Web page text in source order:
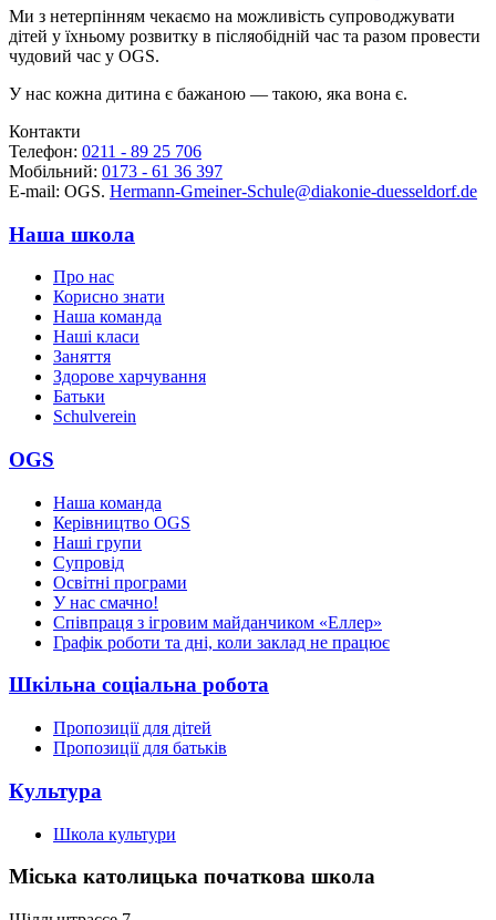
Ми з нетерпінням чекаємо на можливість супроводжувати
дітей у їхньому розвитку в післяобідній час та разом провести
чудовий час у OGS.
У нас кожна дитина є бажаною — такою, яка вона є.
Контакти
Телефон: 0211 - 89 25 706
Мобільний: 0173 - 61 36 397
Е-mail: OGS. Hermann-Gmeiner-Schule@diakonie-duesseldorf.de
Наша школа
Про нас
Корисно знати
Наша команда
Наші класи
Заняття
Здорове харчування
Батьки
Schulverein
OGS
Наша команда
Керівництво OGS
Наші групи
Супровід
Освітні програми
У нас смачно!
Співпраця з ігровим майданчиком «Еллер»
Графік роботи та дні, коли заклад не працює
Шкільна соціальна робота
Пропозиції для дітей
Пропозиції для батьків
Культура
Школа культури
Міська католицька початкова школа